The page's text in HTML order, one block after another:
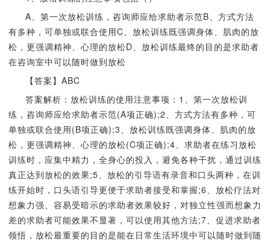
A、第一次放松训练，咨询师应给求助者示范B、方式方法
有多种，可单独或联合使用C、放松训练既强调身体、肌肉的放
松，更强调精神、心理的放松D、放松训练最终的目的是求助者
在咨询室中可以随时做到放松
【答案】ABC
答案解析：放松训练的使用注意事项：1、第一次放松训
练，咨询师应给求助者示范(A项正确);2、方式方法有多种，可
单独或联合使用(B项正确);3、放松训练既强调身体、肌肉的放
松，更强调精神、心理的放松(C项正确);4、求助者在练习放松
训练时，应集中精力，全身心的投入，避免各种干扰，通过训练
真正达到放松的效果;5、放松的引导语有录音和口头两种，在训
练开始时，口头语引导更便于求助者接受和掌握;6、放松疗法对
想象力强、容易受暗示的求助者效果较好，对独立性强而想象力
差的求助者可能效果不显著，可以使用其他方法;7、促进求助者
领悟，放松最重要的目的是能在日常生活环境中可以随时做到随